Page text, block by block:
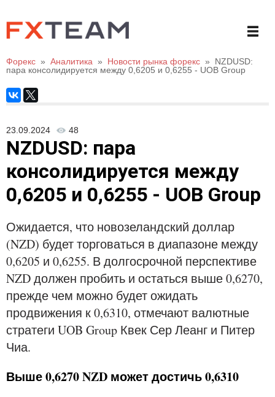
Форекс » Аналитика » Новости рынка форекс »
NZDUSD:
пара консолидируется между 0,6205 и 0,6255 - UOB Group
23.09.2024 48
NZDUSD: пара
консолидируется между
0,6205 и 0,6255 - UOB Group
Ожидается, что новозеландский доллар
(NZD) будет торговаться в диапазоне между
0,6205 и 0,6255. В долгосрочной перспективе
NZD должен пробить и остаться выше 0,6270,
прежде чем можно будет ожидать
продвижения к 0,6310, отмечают валютные
стратеги UOB Group Квек Сер Леанг и Питер
Чиа.
Выше 0,6270 NZD может достичь 0,6310